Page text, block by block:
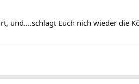
und....schlagt Euch nich wieder die